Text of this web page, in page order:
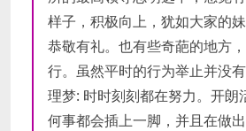
样子，积极向上，犹如大家的
恭敬有礼。也有些奇葩的地方
行。虽然平时的行为举止并没
理梦: 时时刻刻都在努力。开
何事都会插上一脚，并且在做